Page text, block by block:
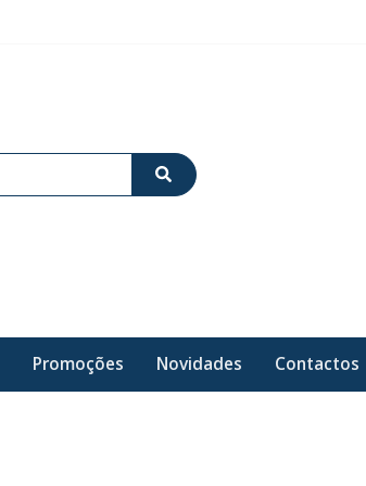
Promoções Novidades Contactos